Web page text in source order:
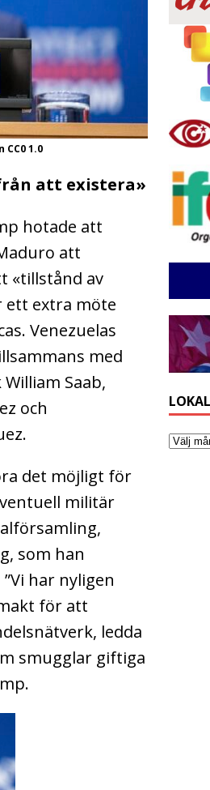
1.0
att existera»
hotade att
att
«tillstånd av
ett extra möte
Venezuelas
med
Saab,
och
det möjligt för
militär
som han
har nyligen
för att
ledda
smugglar giftiga